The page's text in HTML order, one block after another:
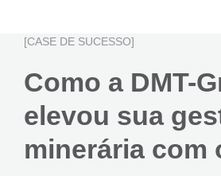
[CASE DE SUCESSO]
Como a DMT-
elevou sua
minerária com